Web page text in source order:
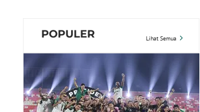
POPULER Lihat Semua